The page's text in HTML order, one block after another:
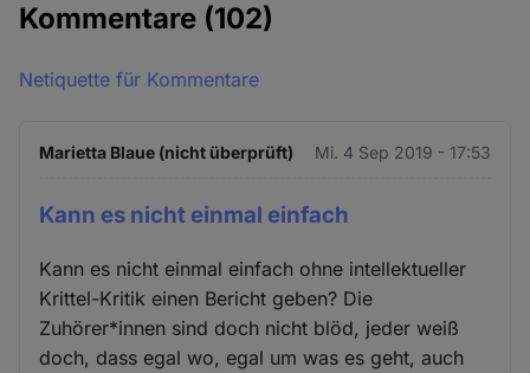
Kommentare (102)
Netiquette für Kommentare
Marietta Blaue (nicht überprüft) Mi. 4 Sep 2019 - 17:53
Kann es nicht einmal einfach
Kann es nicht einmal einfach ohne intellektueller
Krittel-Kritik einen Bericht geben? Die
Zuhörer*innen sind doch nicht blöd, jeder weiß
doch, dass egal wo, egal um was es geht, auch